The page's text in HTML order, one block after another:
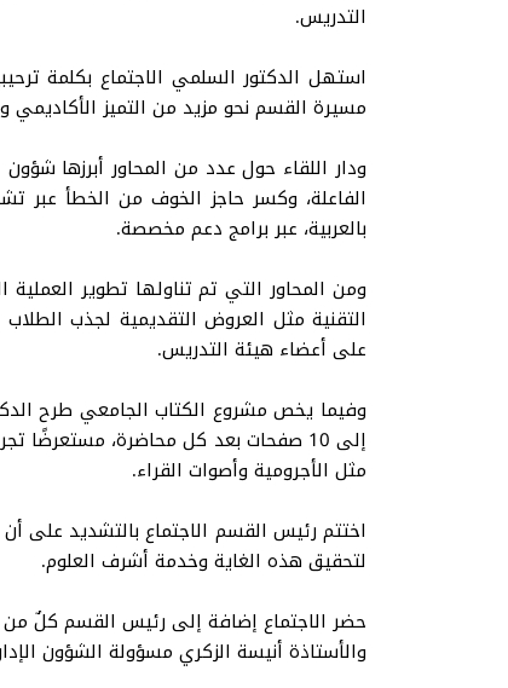
التدريس.
استهل الدكتور السلمي الاجتماع بكلمة
مسيرة القسم نحو مزيد من التميز الأكاديمي
ودار اللقاء حول عدد من المحاور أبرزها
الفاعلة، وكسر حاجز الخوف من الخطأ عبر
بالعربية، عبر برامج دعم مخصصة.
ومن المحاور التي تم تناولها تطوير العملية
على أعضاء هيئة التدريس.
إلى 10 صفحات بعد كل محاضرة،
مثل الأجرومية وأصوات القراء.
اختتم رئيس القسم الاجتماع بالتشديد على أن
لتحقيق هذه الغاية وخدمة أشرف العلوم.
حضر الاجتماع إضافة إلى رئيس القسم كلٌ من
والأستاذة أنيسة الزكري مسؤولة الشؤون